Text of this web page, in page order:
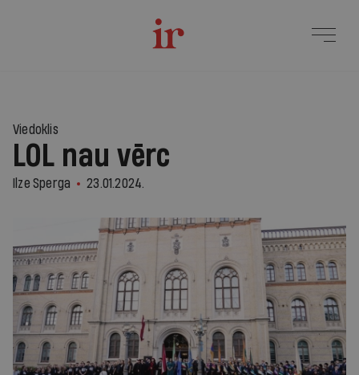
Viedoklis
LOL nau vērc
Ilze Sperga 23.01.2024.